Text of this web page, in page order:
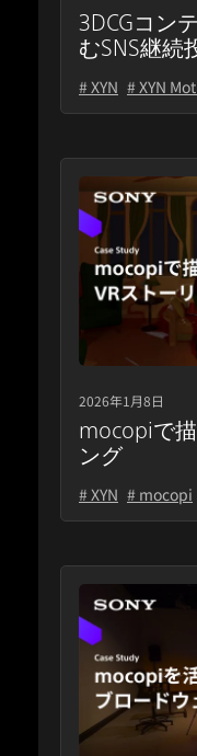
3DCGコン
むSNS継続
# XYN # XYN
2026年1月8日
mocopiで
ング
# XYN # mocopi